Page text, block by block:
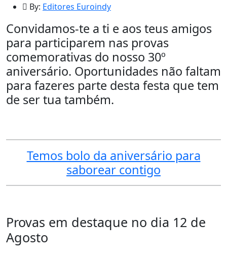
By: Editores Euroindy
Convidamos-te a ti e aos teus amigos
para participarem nas provas
comemorativas do nosso 30º
aniversário. Oportunidades não faltam
para fazeres parte desta festa que tem
de ser tua também.
Temos bolo da aniversário para
saborear contigo
Provas em destaque no dia 12 de
Agosto